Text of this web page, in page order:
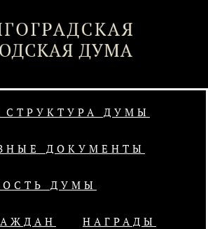
СТРУКТУРА ДУМЫ
ДОКУМЕНТЫ
ДУМЫ
НАГРАДЫ